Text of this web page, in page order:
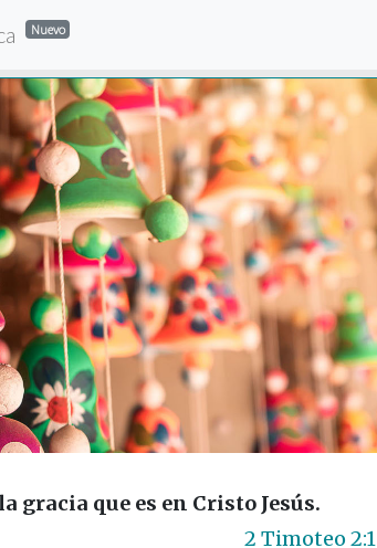
Nuevo
gracia que es en Cristo Jesús.
2 Timoteo 2:1